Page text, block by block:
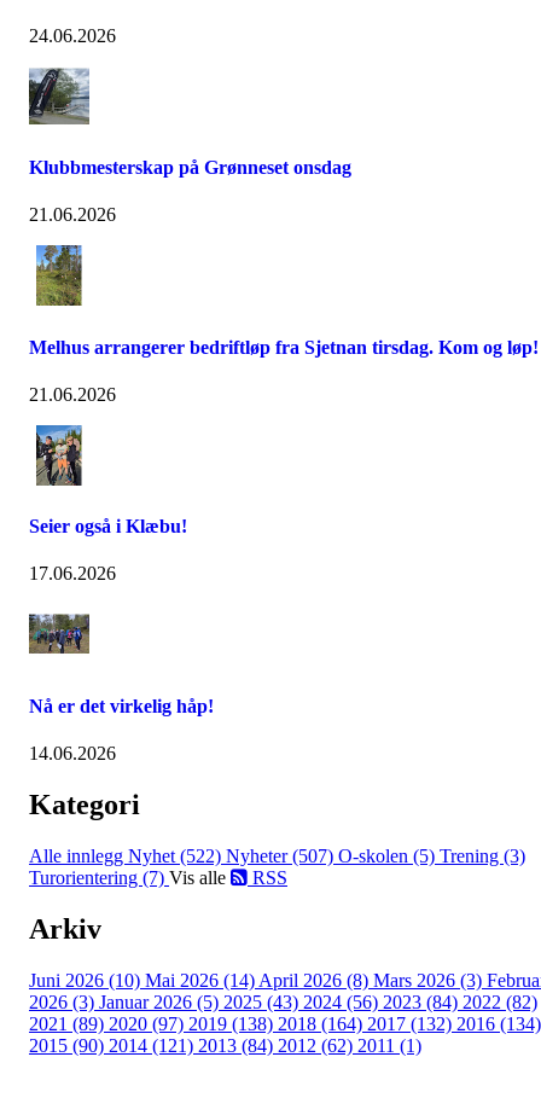
24.06.2026
Klubbmesterskap på Grønneset onsdag
21.06.2026
Melhus arrangerer bedriftløp fra Sjetnan tirsdag. Kom og løp!
21.06.2026
Seier også i Klæbu!
17.06.2026
Nå er det virkelig håp!
14.06.2026
Kategori
Alle innlegg Nyhet (522) Nyheter (507) O-skolen (5) Trening (3)
Turorientering (7) Vis alle RSS
Arkiv
Juni 2026 (10) Mai 2026 (14) April 2026 (8) Mars 2026 (3)
2026 (3) Januar 2026 (5) 2025 (43) 2024 (56) 2023 (84) 2022 (82)
2021 (89) 2020 (97) 2019 (138) 2018 (164) 2017 (132) 2016 (134)
2015 (90) 2014 (121) 2013 (84) 2012 (62) 2011 (1)